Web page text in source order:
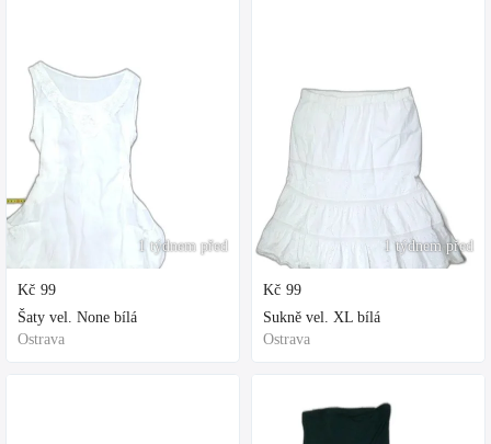
1 týdnem před
Kč 99
Šaty vel. None bílá
Ostrava
1 týdnem před
Kč 99
Sukně vel. XL bílá
Ostrava